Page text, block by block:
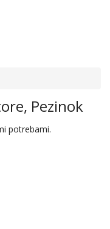
Pezinok
potrebami.